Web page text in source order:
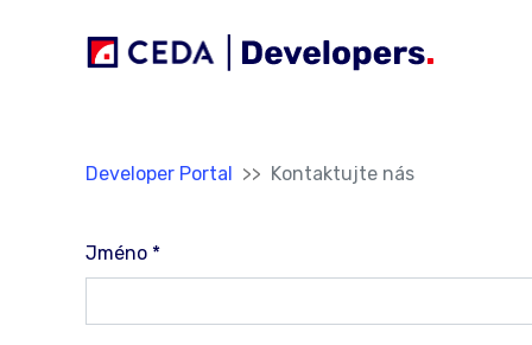
Jsi tady:
Developer Portal Kontaktujte nás
Jméno *